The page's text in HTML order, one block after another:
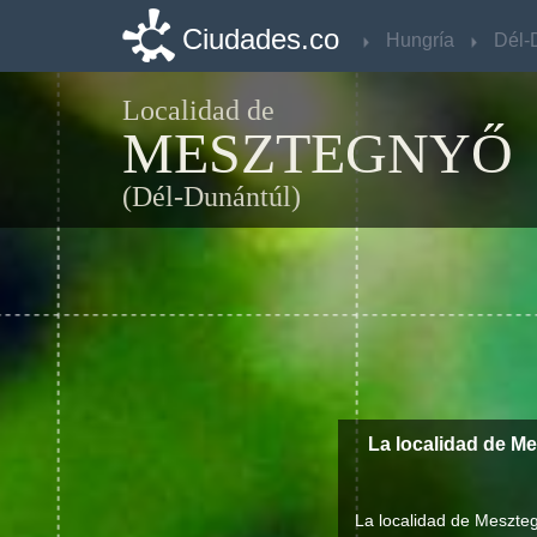
Ciudades.co Hungría
Localidad de
MESZTEGNYŐ
(Dél-Dunántúl)
La localidad de
La localidad de
Ciudades.co Hungría